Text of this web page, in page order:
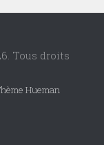
Tous droits
Hueman